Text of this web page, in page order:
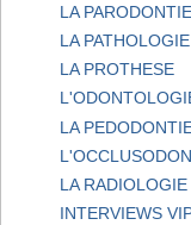
LA
LA
LA PROTHESE
LA
LA RADIOLOGIE
INTERVIEWS